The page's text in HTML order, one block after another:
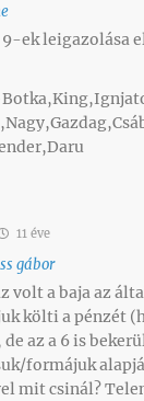
9-ek leigazolása
11 éve
gábor
volt a baja az
költi a pénzét
az a 6 is
formájuk
mit csinál?